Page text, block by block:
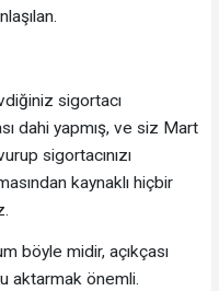
sigortacı
dahi yapmış, ve siz Mart
sigortacınızı
kaynaklı hiçbir
böyle midir, açıkçası
aktarmak önemli.